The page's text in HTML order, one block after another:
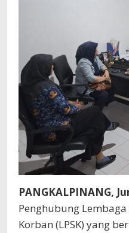
PANGKALPINANG,
Penghubung
Korban (LPSK) yang